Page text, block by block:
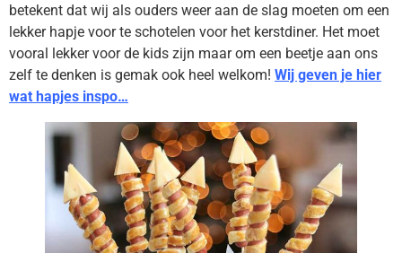
betekent dat wij als ouders weer aan de slag moeten om een
lekker hapje voor te schotelen voor het kerstdiner. Het moet
vooral lekker voor de kids zijn maar om een beetje aan ons
zelf te denken is gemak ook heel welkom! Wij geven je hier
wat hapjes inspo…